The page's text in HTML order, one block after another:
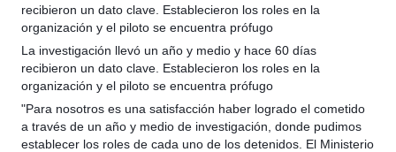
recibieron un dato clave. Establecieron los roles en la
organización y el piloto se encuentra prófugo
La investigación llevó un año y medio y hace 60 días
recibieron un dato clave. Establecieron los roles en la
organización y el piloto se encuentra prófugo
"Para nosotros es una satisfacción haber logrado el cometido
a través de un año y medio de investigación, donde pudimos
establecer los roles de cada uno de los detenidos. El Ministerio